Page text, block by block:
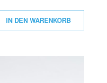
IN DEN WARENKORB